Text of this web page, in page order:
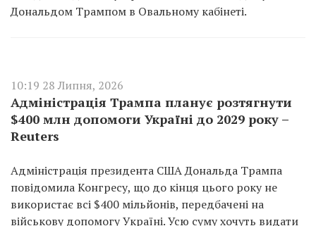
Дональдом Трампом в Овальному кабінеті.
10:19 28 Липня, 2026
Адміністрація Трампа планує розтягнути
$400 млн допомоги Україні до 2029 року –
Reuters
Адміністрація президента США Дональда Трампа
повідомила Конгресу, що до кінця цього року не
використає всі $400 мільйонів, передбачені на
військову допомогу Україні. Усю суму хочуть видати